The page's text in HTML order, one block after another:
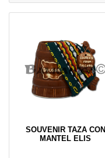
SOUVENIR TAZA CON
MANTEL ELIS